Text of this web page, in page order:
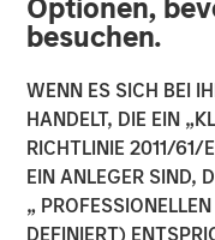
Optionen,
besuchen.
WENN ES SICH BEI
HANDELT, DIE EIN
RICHTLINIE 2011/61/
EIN ANLEGER SIND,
„
DEFINIERT)
Morgan
Investing
Group to
of